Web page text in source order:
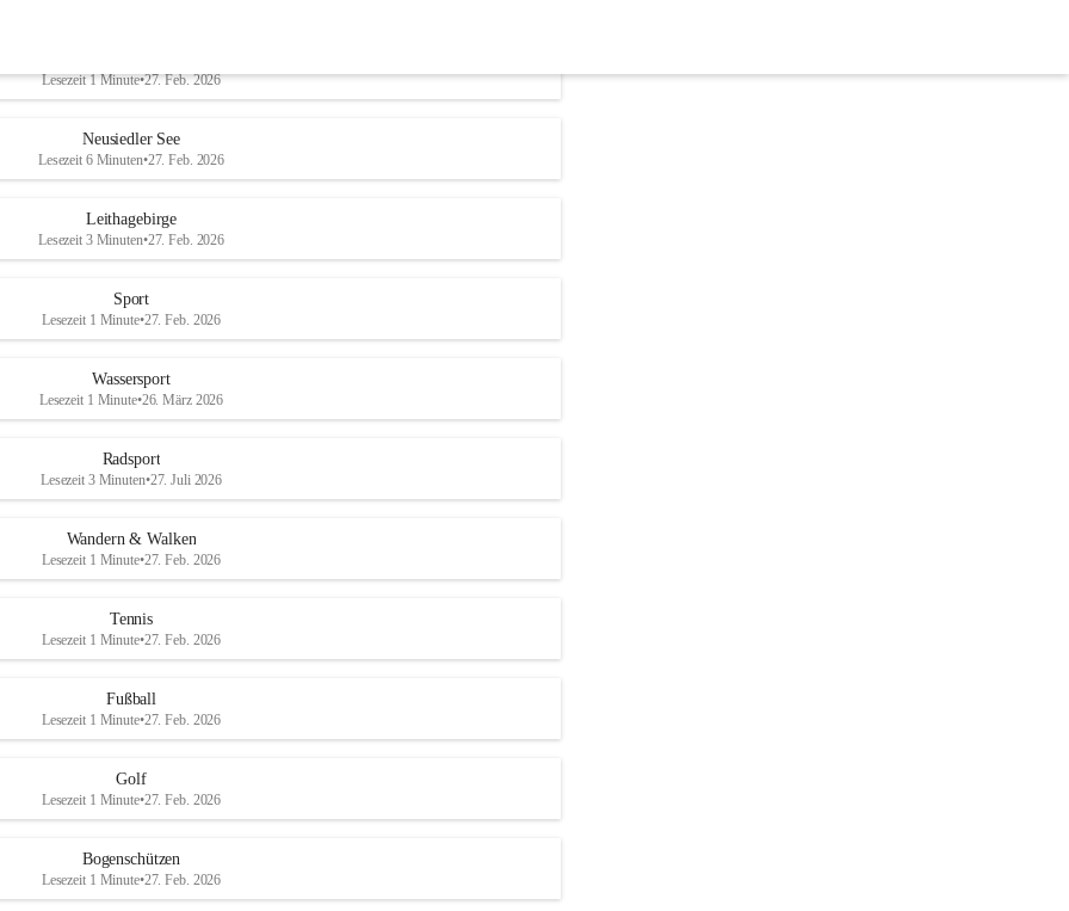
Lesezeit 1 Minute•27. Feb. 2026
Neusiedler See
Lesezeit 6 Minuten•27. Feb. 2026
Leithagebirge
Lesezeit 3 Minuten•27. Feb. 2026
Sport
Lesezeit 1 Minute•27. Feb. 2026
Wassersport
Lesezeit 1 Minute•26. März 2026
Radsport
Lesezeit 3 Minuten•27. Juli 2026
Wandern & Walken
Lesezeit 1 Minute•27. Feb. 2026
Tennis
Lesezeit 1 Minute•27. Feb. 2026
Fußball
Lesezeit 1 Minute•27. Feb. 2026
Golf
Lesezeit 1 Minute•27. Feb. 2026
Bogenschützen
Lesezeit 1 Minute•27. Feb. 2026